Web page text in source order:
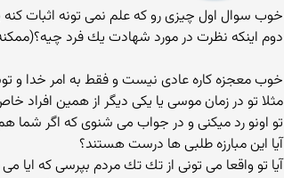
خوب سوال اول چیزی رو كه علم نمی تونه اثبات
دوم اینكه نظرت در مورد شهادت یك فرد
خوب معجزه كاره عادی نیست و فقط به امر خدا و
مثلا تو در زمان موسی یا یكی دیگر از همین افراد
تو اونو رد میكنی و در جواب می شنوی كه اگر شما
آیا این مبارزه طلبی ها درست هستند؟
آیا تو واقعا می تونی از تك تك مردم بپرسی كه ایا می